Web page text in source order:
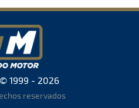
1999 - 2026
reservados